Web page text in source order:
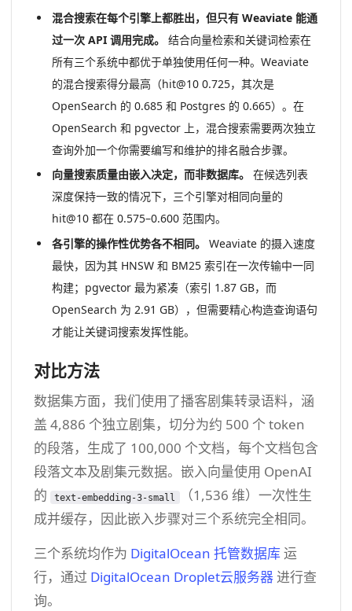
混合搜索在每个引擎上都胜出，但只有 Weaviate 能通
过一次 API 调用完成。
结合向量检索和关键词检索在
所有三个系统中都优于单独使用任何一种。Weaviate
的混合搜索得分最高（hit@10 0.725，其次是
OpenSearch 的 0.685 和 Postgres 的 0.665）。在
OpenSearch 和 pgvector 上，混合搜索需要两次独立
查询外加一个你需要编写和维护的排名融合步骤。
向量搜索质量由嵌入决定，而非数据库。
在候选列表
深度保持一致的情况下，三个引擎对相同向量的
hit@10 都在 0.575–0.600 范围内。
各引擎的操作性优势各不相同。
Weaviate 的摄入速度
最快，因为其 HNSW 和 BM25 索引在一次传输中一同
构建；pgvector 最为紧凑（索引 1.87 GB，而
OpenSearch 为 2.91 GB），但需要精心构造查询语句
才能让关键词搜索发挥性能。
对比方法
数据集方面，我们使用了播客剧集转录语料，涵
盖 4,886 个独立剧集，切分为约 500 个 token
的段落，生成了 100,000 个文档，每个文档包含
段落文本及剧集元数据。嵌入向量使用 OpenAI
的
text-embedding-3-small
（1,536 维）一次性生
成并缓存，因此嵌入步骤对三个系统完全相同。
三个系统均作为 DigitalOcean 托管数据库运
行，通过 DigitalOcean Droplet云服务器 进行查
询。